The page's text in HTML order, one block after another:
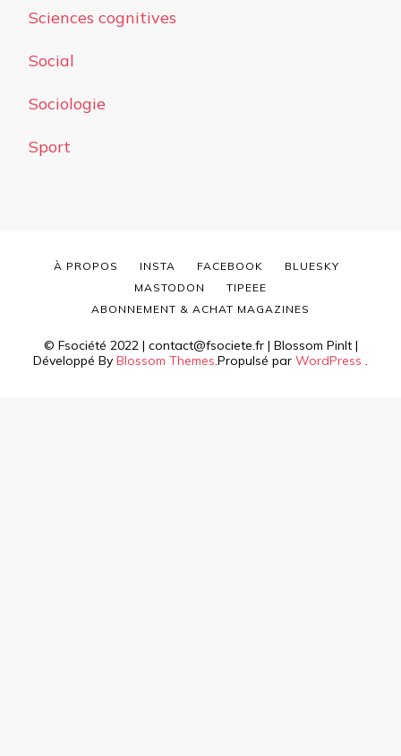
Sciences cognitives
Social
Sociologie
Sport
© Fsociété 2022 | contact@fsociete.fr | Blossom PinIt |
Développé By Blossom Themes.Propulsé par WordPress .
À PROPOS INSTA FACEBOOK
BLUESKY
MASTODON
TIPEEE
ABONNEMENT & ACHAT MAGAZINES